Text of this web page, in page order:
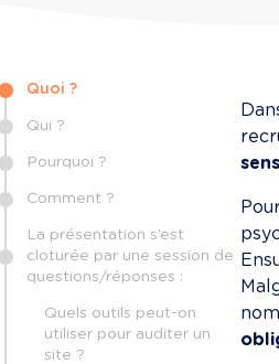
Quoi ?
Qui ?
Pourquoi ?
Comment ?
La présentation s’est
cloturée par une session de
questions/réponses :
Quels outils peut-on
utiliser pour auditer un
site ?